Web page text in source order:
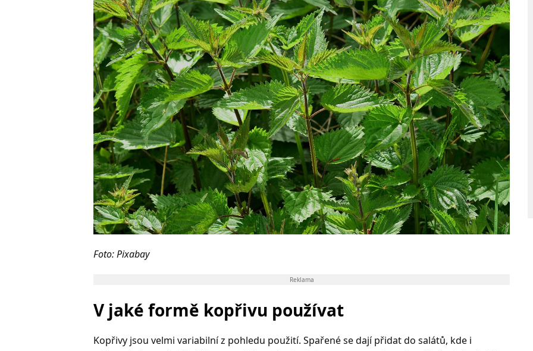
Foto: Pixabay
Reklama
V jaké formě kopřivu používat
Kopřivy jsou velmi variabilní z pohledu použití. Spařené se dají přidat do salátů, kde i